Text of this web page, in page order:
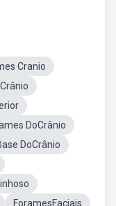
Cranio
DoCrânio
DoCrânio
ForamesFaciais